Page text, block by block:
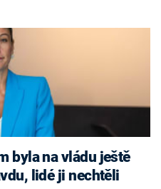
byla na vládu ještě
lidé ji nechtěli